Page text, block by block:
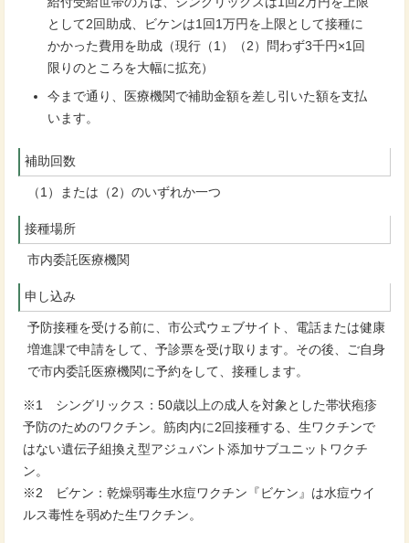
として2回助成、ビケンは1回1万円を上限として接種に
かかった費用を助成（現行（1）（2）問わず3千円×1回
限りのところを大幅に拡充）
今まで通り、医療機関で補助金額を差し引いた額を支払
います。
補助回数
（1）または（2）のいずれか一つ
接種場所
市内委託医療機関
申し込み
予防接種を受ける前に、市公式ウェブサイト、電話または健康
増進課で申請をして、予診票を受け取ります。その後、ご自身
で市内委託医療機関に予約をして、接種します。
※1 シングリックス：50歳以上の成人を対象とした帯状疱疹
予防のためのワクチン。筋肉内に2回接種する、生ワクチンで
はない遺伝子組換え型アジュバント添加サブユニットワクチ
ン。
※2 ビケン：乾燥弱毒生水痘ワクチン『ビケン』は水痘ウイ
ルス毒性を弱めた生ワクチン。